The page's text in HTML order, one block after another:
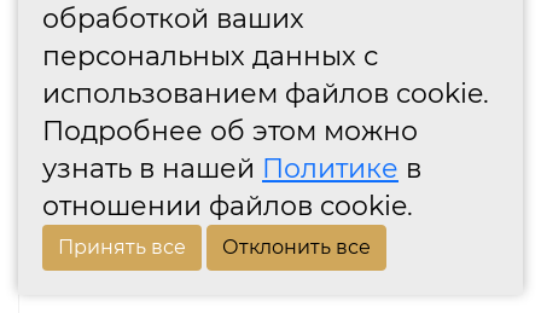
обработкой ваших
персональных данных с
использованием файлов cookie.
Подробнее об этом можно
узнать в нашей Политике в
отношении файлов cookie.
Принять все Отклонить все